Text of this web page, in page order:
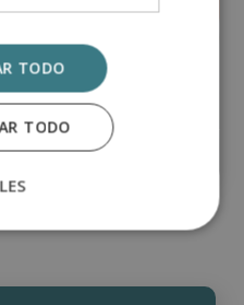
Redacción
Matricúlate:
TODO
TODO